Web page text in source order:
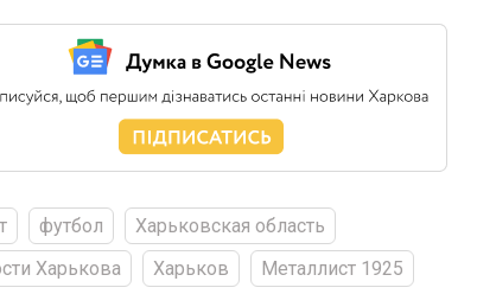
футбол
Харьковская область
Харькова
Харьков Металлист 1925